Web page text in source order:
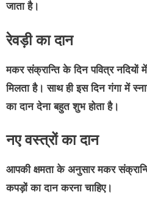
जाता है।
रेवड़ी का दान
मकर संक्रान्ति के दिन पवित्र
मिलता है। साथ ही इस दिन गंगा में
का दान देना बहुत शुभ होता है।
नए वस्त्रों का दान
आपकी क्षमता के अनुसार मकर
कपड़ों का दान करना चाहिए।